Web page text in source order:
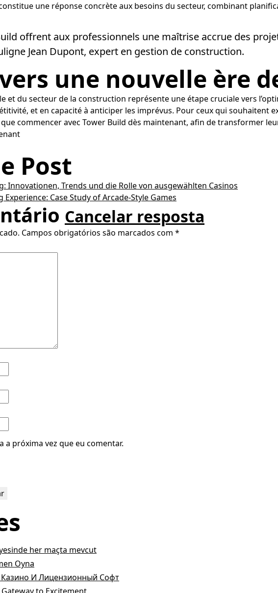
une réponse concrète aux besoins du secteur, combinant
offrent aux professionnels une maîtrise accrue des
Jean Dupont, expert en gestion de construction.
une nouvelle ère
et du secteur de la construction représente une étape cruciale vers
et en capacité à anticiper les imprévus. Pour ceux qui souhaitent
commencer avec Tower Build dès maintenant, afin de transformer
Post
Innovationen, Trends und die Rolle von ausgewählten Casinos
Case Study of Arcade-Style Games
Cancelar resposta
Campos obrigatórios são marcados com *
a próxima vez que eu comentar.
her maçta mevcut
Oyna
И Лицензионный Софт